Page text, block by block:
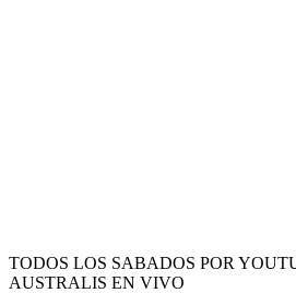
TODOS LOS SABADOS POR
AUSTRALIS EN VIVO